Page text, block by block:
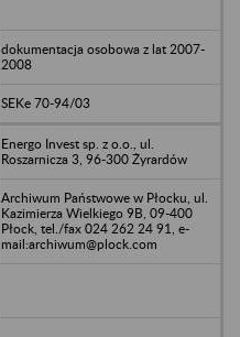
dokumentacja osobowa z lat 2007-
2008
SEKe 70-94/03
Energo Invest sp. z o.o., ul.
Roszarnicza 3, 96-300 Żyrardów
Archiwum Państwowe w Płocku, ul.
Kazimierza Wielkiego 9B, 09-400
Płock, tel./fax 024 262 24 91, e-
mail:archiwum@plock.com